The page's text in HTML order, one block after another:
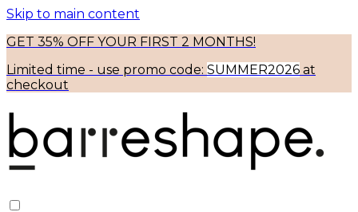
Skip to main content
GET 35% OFF YOUR FIRST 2 MONTHS!
Limited time - use promo code: SUMMER2026 at
checkout